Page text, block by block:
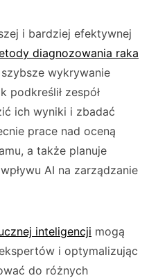
i bardziej efektywnej
diagnozowania raka
wykrywanie
podkreślił zespół
ich wyniki i zbadać
prace nad oceną
a także planuje
AI na zarządzanie
inteligencji mogą
i optymalizując
do różnych